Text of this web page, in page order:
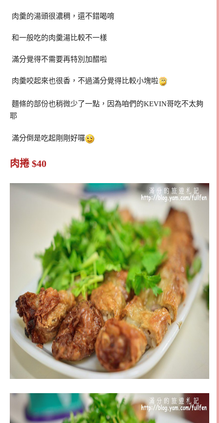
肉羹的湯頭很濃稠，還不錯喝唷
和一般吃的肉羹湯比較不一樣
滿分覺得不需要再特別加醋啦
肉羹咬起來也很香，不過滿分覺得比較小塊啦
麵條的部份也稍微少了一點，因為咱們的KEVIN哥吃不太夠
耶
滿分倒是吃起剛剛好囉
肉捲 $40